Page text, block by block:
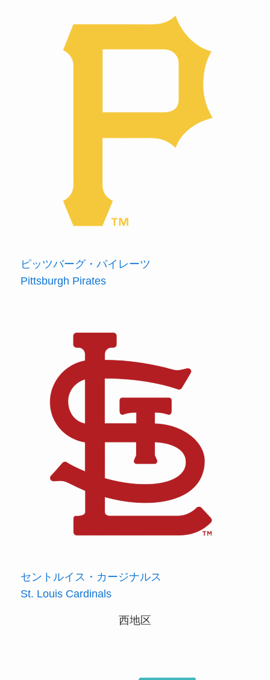
ピッツバーグ・パイレーツ
Pittsburgh Pirates
セントルイス・カージナルス
St. Louis Cardinals
西地区